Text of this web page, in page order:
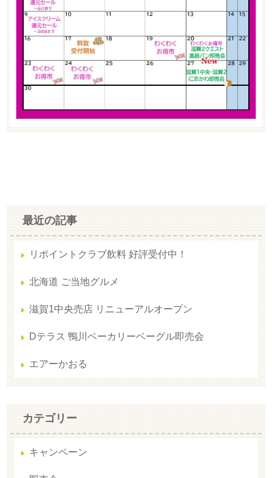
最近の記事
リポイントクラブ飲料 好評受付中！
北海道 ご当地グルメ
滋賀1中央売店 リニューアルオープン
Dテラス 鴨川ベーカリーベーグル即売会
エアーかおる
カテゴリー
キャンペーン